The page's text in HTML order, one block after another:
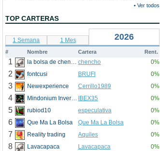
• Ver todos
TOP CARTERAS
1 Semana 1 Mes 2026
# Nombre Cartera Rent.
1 la bolsa de chencho chencho 0%
2 fontcusi BRUFI 0%
3 Newexperience Cerrillo1989 0%
4 Mindonium Inversions IBEX35 0%
5 rubiod10 especulativa 0%
6 Que Ma La Bolsa Que Ma La Bolsa 0%
7 Reality trading Aquiles 0%
8 Lavacapaca Lavacapaca 0%